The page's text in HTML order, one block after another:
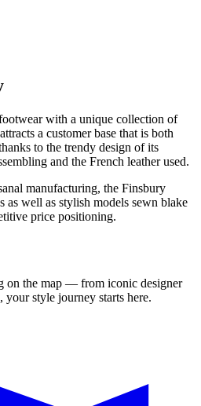
with a unique collection of
a customer base that is both
to the trendy design of its
and the French leather used.
manufacturing, the Finsbury
as well as stylish models sewn blake
price positioning.
on the map — from iconic designer
your style journey starts here.